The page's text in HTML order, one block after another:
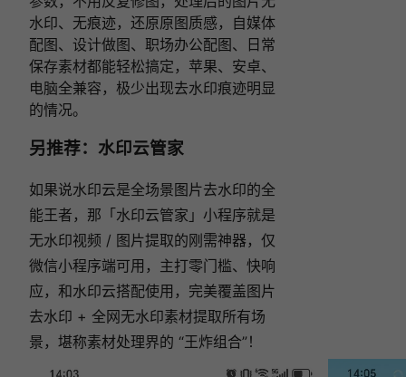
水印、无痕迹，还原原图质感，自媒体
配图、设计做图、职场办公配图、日常
保存素材都能轻松搞定，苹果、安卓、
电脑全兼容，极少出现去水印痕迹明显
的情况。
另推荐：水印云管家
如果说水印云是全场景图片去水印的全
能王者，那「水印云管家」小程序就是
无水印视频 / 图片提取的刚需神器，仅
微信小程序端可用，主打零门槛、快响
应，和水印云搭配使用，完美覆盖图片
去水印 + 全网无水印素材提取所有场
景，堪称素材处理界的 “王炸组合”！